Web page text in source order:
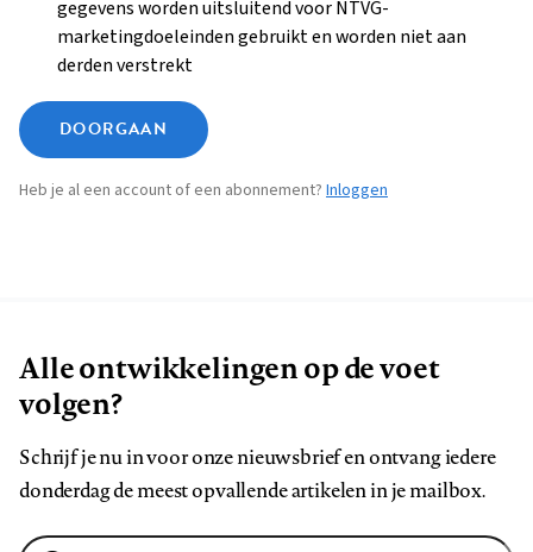
gegevens worden uitsluitend voor NTVG-
marketingdoeleinden gebruikt en worden niet aan
derden verstrekt
DOORGAAN
Heb je al een account of een abonnement? Inloggen
Alle ontwikkelingen op de voet
volgen?
Schrijf je nu in voor onze nieuwsbrief en ontvang iedere
donderdag de meest opvallende artikelen in je mailbox.